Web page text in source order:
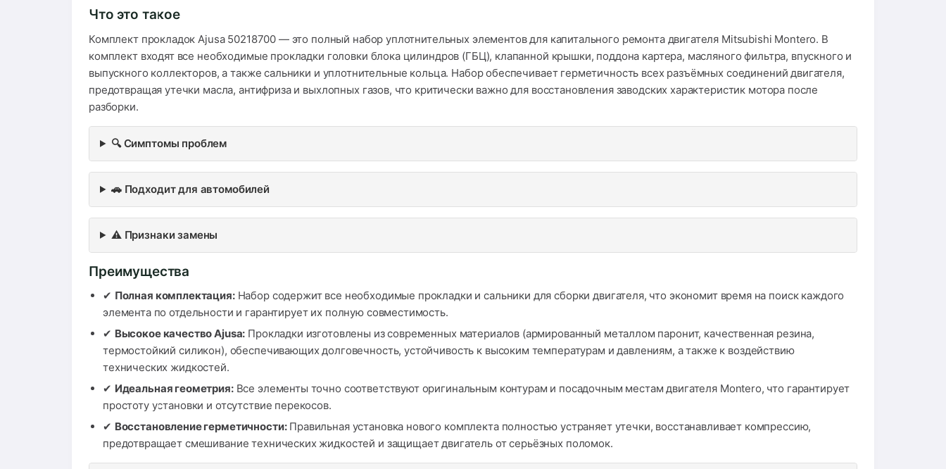
Что это такое
Комплект прокладок Ajusa 50218700 — это полный набор уплотнительных элементов для капитального ремонта двигателя Mitsubishi Montero. В
комплект входят все необходимые прокладки головки блока цилиндров (ГБЦ), клапанной крышки, поддона картера, масляного фильтра, впускного и
выпускного коллекторов, а также сальники и уплотнительные кольца. Набор обеспечивает герметичность всех разъёмных соединений двигателя,
предотвращая утечки масла, антифриза и выхлопных газов, что критически важно для восстановления заводских характеристик мотора после
разборки.
🔍 Симптомы проблем
🚗 Подходит для автомобилей
⚠️ Признаки замены
Преимущества
✔ Полная комплектация:Набор содержит все необходимые прокладки и сальники для сборки двигателя, что экономит время на поиск каждого
элемента по отдельности и гарантирует их полную совместимость.
✔ Высокое качество Ajusa: Прокладки изготовлены из современных материалов (армированный металлом паронит, качественная резина,
термостойкий силикон), обеспечивающих долговечность, устойчивость к высоким температурам и давлениям, а также к воздействию
технических жидкостей.
✔ Идеальная геометрия:Все элементы точно соответствуют оригинальным контурам и посадочным местам двигателя Montero, что гарантирует
простоту установки и отсутствие перекосов.
✔ Восстановление герметичности:Правильная установка нового комплекта полностью устраняет утечки, восстанавливает компрессию,
предотвращает смешивание технических жидкостей и защищает двигатель от серьёзных поломок.